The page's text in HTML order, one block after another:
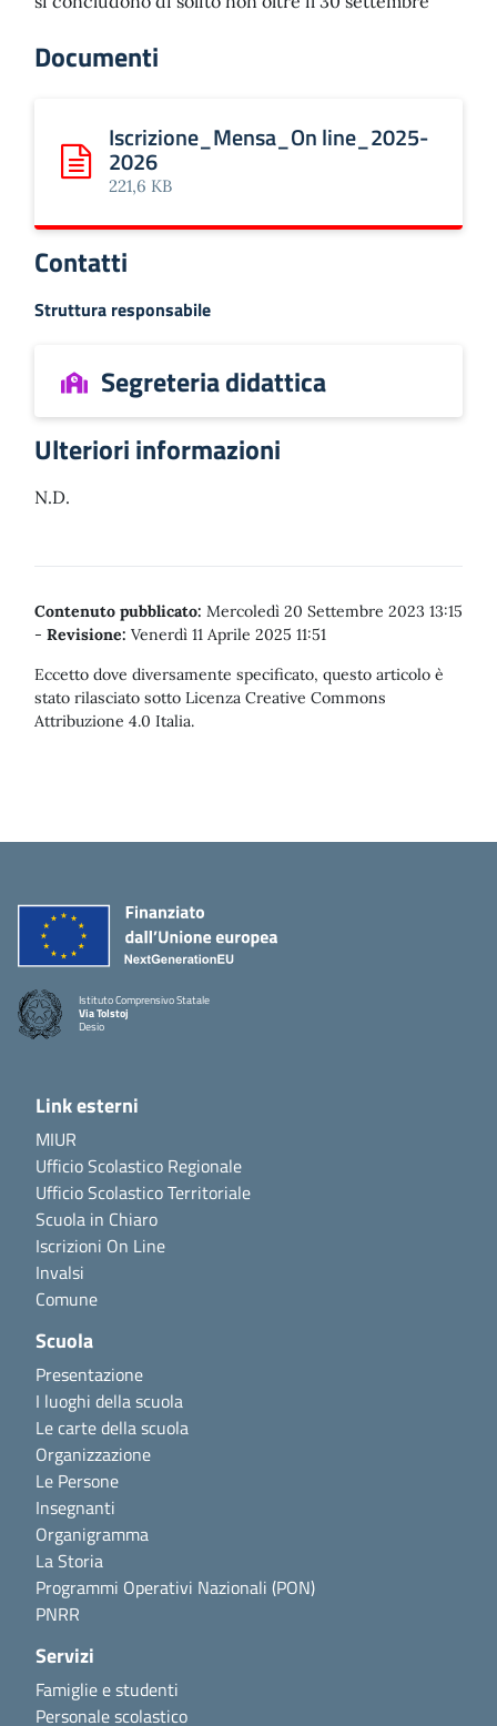
Documenti
Scarica: Iscrizione_Mensa_On line_2025-2026
Iscrizione_Mensa_On line_2025-
2026
221,6 KB
Contatti
Struttura responsabile
Segreteria didattica
Ulteriori informazioni
N.D.
Contenuto pubblicato: Mercoledì 20 Settembre 2023 13:15
- Revisione: Venerdì 11 Aprile 2025 11:51
Eccetto dove diversamente specificato, questo articolo è
stato rilasciato sotto Licenza Creative Commons
Attribuzione 4.0 Italia.
Istituto Comprensivo Statale
Via Tolstoj
Desio
Link esterni
MIUR
Ufficio Scolastico Regionale
Ufficio Scolastico Territoriale
Scuola in Chiaro
Iscrizioni On Line
Invalsi
Comune
Scuola
Presentazione
I luoghi della scuola
Le carte della scuola
Organizzazione
Le Persone
Insegnanti
Organigramma
La Storia
Programmi Operativi Nazionali (PON)
PNRR
Servizi
Famiglie e studenti
Personale scolastico